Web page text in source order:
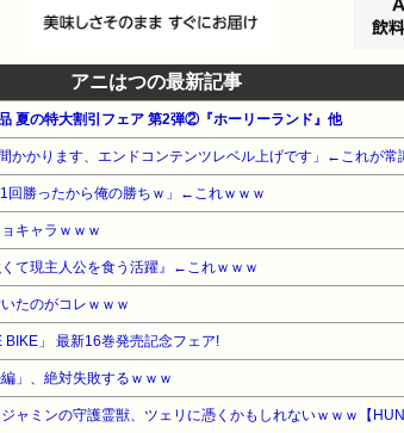
アニはつの最新記事
夏の特大割引フェア 第2弾②『ホーリーランド』他
かかります、エンドコンテンツレベル上げです」←これが常
回勝ったから俺の勝ちｗ」←これｗｗｗ
キャラｗｗｗ
て現主人公を食う活躍』←これｗｗｗ
たのがコレｗｗｗ
BIKE」 最新16巻発売記念フェア!
」、絶対失敗するｗｗｗ
ャミンの守護霊獣、ツェリに憑くかもしれないｗｗｗ【